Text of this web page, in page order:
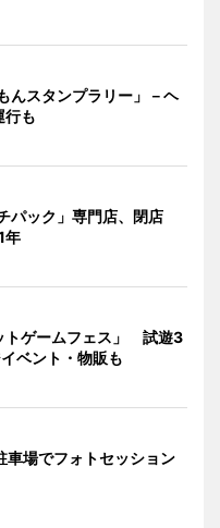
んスタンプラリー」－ヘ
行も
パック」専門店、閉店
年
トゲームフェス」 試遊3
ベント・物販も
車場でフォトセッション